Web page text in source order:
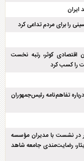
ایران
را برای مردم تداعی کرد
اقتصادی کوثر، رتبه نخست
را کسب کرد
تفاهم‌نامه رئیس‌جمهوران
در نشست با مدیران مؤسسه
رضایت‌مندی جامعه شاهد